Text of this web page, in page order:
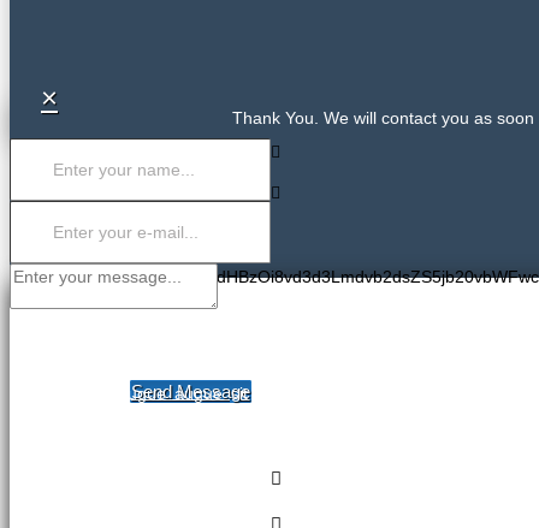
×
Thank You. We will contact you as
Send Message
Dolor aliquet augue augue sit magnis, magna aenean aenean